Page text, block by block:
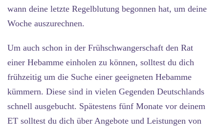
wann deine letzte Regelblutung begonnen hat, um deine
Woche auszurechnen.
Um auch schon in der Frühschwangerschaft den Rat
einer Hebamme einholen zu können, solltest du dich
frühzeitig um die Suche einer geeigneten Hebamme
kümmern. Diese sind in vielen Gegenden Deutschlands
schnell ausgebucht. Spätestens fünf Monate vor deinem
ET solltest du dich über Angebote und Leistungen von